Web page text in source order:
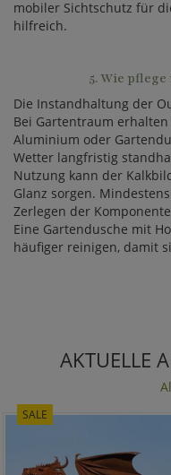
mobiler Sichtschutz für
hilfreich.
5. Wie
Die Instandhaltung der
Bei Gartentraum
Aluminium oder
Wetter langfristig
Nutzung kann der
Glanz sorgen.
Zerlegen der
Eine Gartendusche mit
häufiger reinigen, damit
AKTUELLE
SALE